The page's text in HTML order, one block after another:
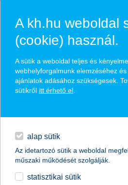
English
hírek és
közzétételek
A kh.hu weboldal
(cookie) használ.
A sütik a weboldal teljes és
webhelyforgalmunk elemzéséhez
ajánlatok adásához szükségesek.
sütikről itt érhető el
alap sütik
Az idetartozó sütik a weboldal
műszaki működését szolgálják.
statisztikai sütik